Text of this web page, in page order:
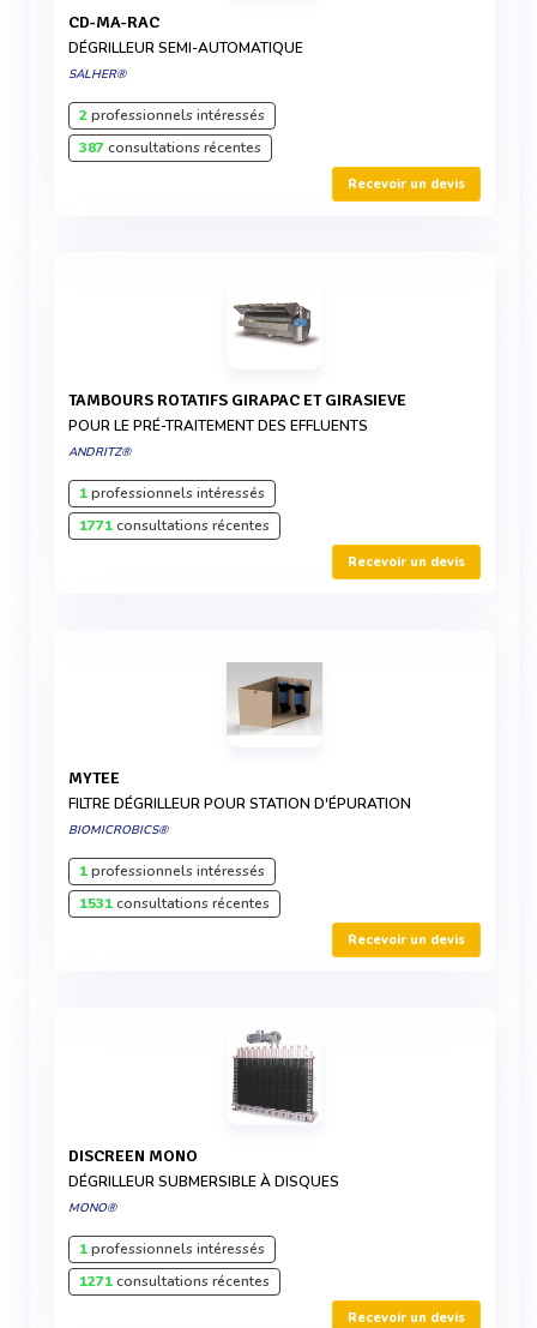
CD-MA-RAC
DÉGRILLEUR SEMI-AUTOMATIQUE
SALHER®
2professionnels intéressés
387consultations récentes
Recevoir un devis
TAMBOURS ROTATIFS GIRAPAC ET GIRASIEVE
POUR LE PRÉ-TRAITEMENT DES EFFLUENTS
ANDRITZ®
1professionnels intéressés
1771consultations récentes
Recevoir un devis
MYTEE
FILTRE DÉGRILLEUR POUR STATION D'ÉPURATION
BIOMICROBICS®
1professionnels intéressés
1531consultations récentes
Recevoir un devis
DISCREEN MONO
DÉGRILLEUR SUBMERSIBLE À DISQUES
MONO®
1professionnels intéressés
1271consultations récentes
Recevoir un devis